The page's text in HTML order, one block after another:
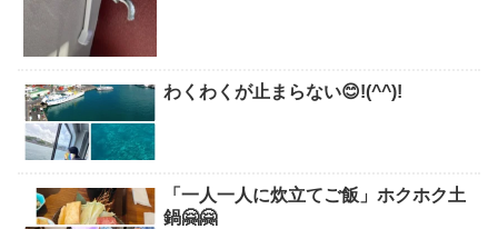
わくわくが止まらない😊!(^^)!
「一人一人に炊立てご飯」ホクホク土
鍋🤗🤗